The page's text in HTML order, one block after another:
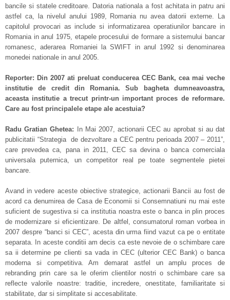
bancile si statele creditoare. Datoria nationala a fost achitata in patru ani
astfel ca, la nivelul anului 1989, Romania nu avea datorii externe. La
capitolul provocari as include si informatizarea operatiunilor bancare in
Romania in anul 1975, etapele procesului de formare a sistemului bancar
romanesc, aderarea Romaniei la SWIFT in anul 1992 si denominarea
monedei nationale in anul 2005.
Reporter: Din 2007 ati preluat conducerea CEC Bank, cea mai veche
institutie de credit din Romania. Sub bagheta dumneavoastra,
aceasta institutie a trecut printr-un important proces de reformare.
Care au fost principalele etape ale acestuia?
Radu Gratian Ghetea:
In Mai 2007, actionarii CEC au aprobat si au dat
publicitatii “Strategia de dezvoltare a CEC pentru perioada 2007 – 2011”,
care prevedea ca, pana in 2011, CEC sa devina o banca comerciala
universala puternica, un competitor real pe toate segmentele pietei
bancare.
Avand in vedere aceste obiective strategice, actionarii Bancii au fost de
acord ca denumirea de Casa de Economii si Consemnatiuni nu mai este
suficient de sugestiva si ca institutia noastra este o banca in plin proces
de modernizare si eficientizare. De altfel, consumatorul roman vorbea in
2007 despre “banci si CEC”, acesta din urma fiind vazut ca pe o entitate
separata. In aceste conditii am decis ca este nevoie de o schimbare care
sa ii determine pe clienti sa vada in CEC (ulterior CEC Bank) o banca
moderna si competitiva. Am demarat astfel un amplu proces de
rebranding prin care sa le oferim clientilor nostri o schimbare care sa
reflecte valorile noastre: traditie, incredere, onestitate, familiaritate si
stabilitate, dar si simplitate si accesabilitate.